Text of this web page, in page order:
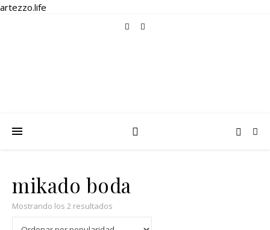
artezzo.life
mikado boda
Mostrando los 2 resultados